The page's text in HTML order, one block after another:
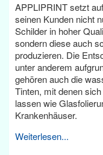
APPLIPRINT setzt
seinen Kunden nicht
Schilder in hoher
sondern diese auch
produzieren. Die
unter anderem
gehören auch die
Tinten, mit denen
lassen wie
Krankenhäuser.
Weiterlesen...